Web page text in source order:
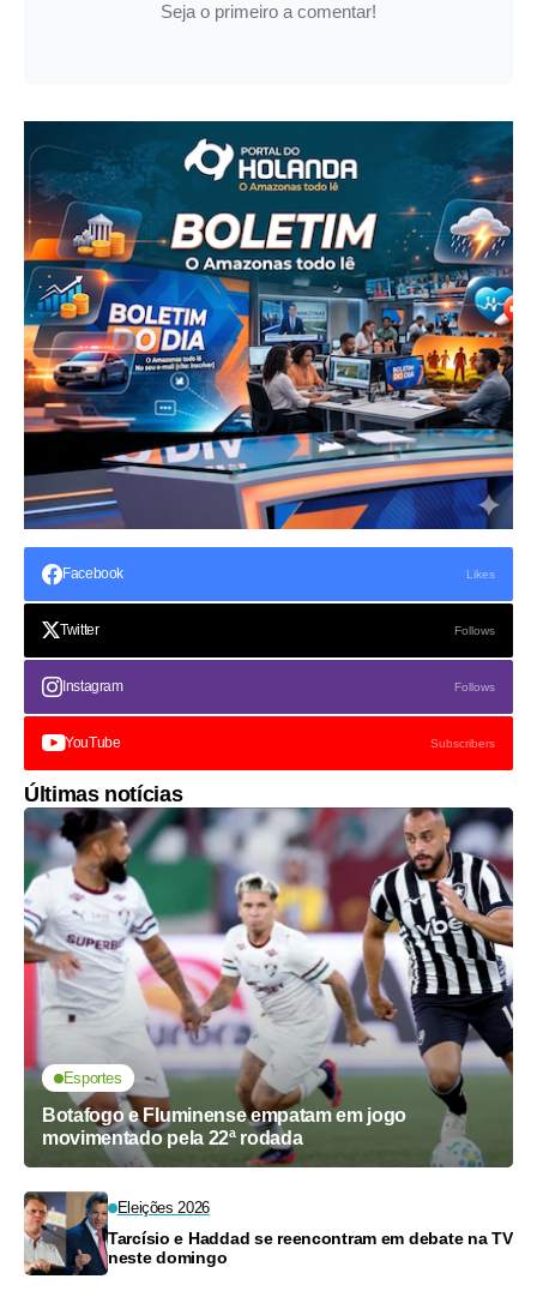
Seja o primeiro a comentar!
Facebook Likes
Twitter Follows
Instagram Follows
YouTube Subscribers
Últimas notícias
Esportes
Botafogo e Fluminense empatam em jogo
movimentado pela 22ª rodada
Eleições 2026
Tarcísio e Haddad se reencontram em debate na TV
neste domingo